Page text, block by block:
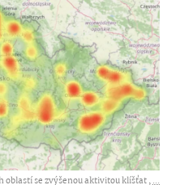
se zvýšenou aktivitou klíšťat ,...